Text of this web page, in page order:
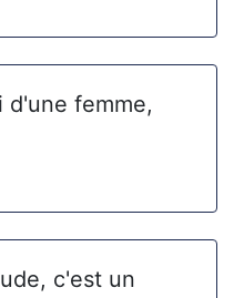
d'une femme,
c'est un